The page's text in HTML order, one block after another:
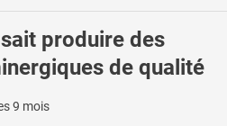
sait produire des
de qualité
9 mois